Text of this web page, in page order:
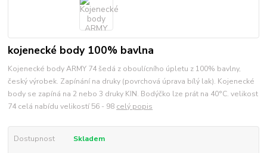
kojenecké body 100% bavlna
Kojenecké body ARMY 74 šedá z oboulícního úpletu z 100% bavlny,
český výrobek. Zapínání na druky (povrchová úprava bílý lak). Kojenecké
body se zapíná na 2 nebo 3 druky KIN. Bodýčko lze prát na 40°C. velikost
74 celá nabídu velikostí 56 - 98 celý popis
Dostupnost Skladem